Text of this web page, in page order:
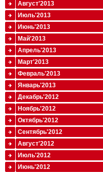
Август'2013
Июль'2013
Июнь'2013
Май'2013
Апрель'2013
Март'2013
Февраль'2013
Январь'2013
Декабрь'2012
Ноябрь'2012
Октябрь'2012
Сентябрь'2012
Август'2012
Июль'2012
Июнь'2012